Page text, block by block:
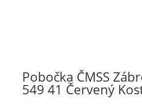
Pobočka ČMSS
549 41 Červený